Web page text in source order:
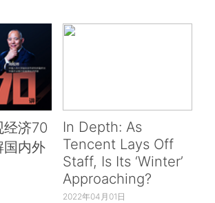
经济70
国内外
In Depth: As
Tencent Lays Off
Staff, Is Its ‘Winter’
Approaching?
2022年04月01日